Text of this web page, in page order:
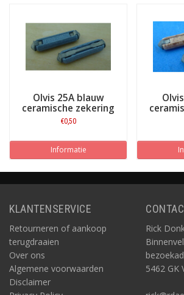
Olvis 25A blauw
ceramische zekering
€0,50
Informatie
KLANTENSERVICE
Retourneren of aankoop
terugdraaien
Over ons
Algemene voorwaarden
Disclaimer
Rick
5462 GK